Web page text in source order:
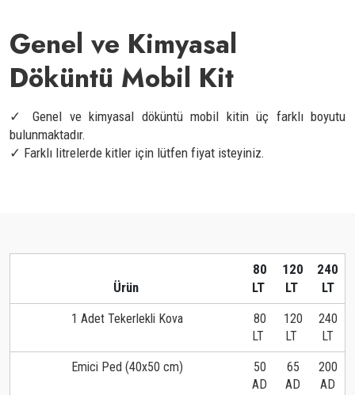
Genel ve Kimyasal
Döküntü Mobil Kit
✓ Genel ve kimyasal döküntü mobil kitin üç farklı boyutu
bulunmaktadır.
✓ Farklı litrelerde kitler için lütfen fiyat isteyiniz.
Ürün
80
LT
120
LT
240
LT
1 Adet Tekerlekli Kova
80
LT
120
LT
240
LT
Emici Ped (40x50 cm)
50
AD
65
AD
200
AD